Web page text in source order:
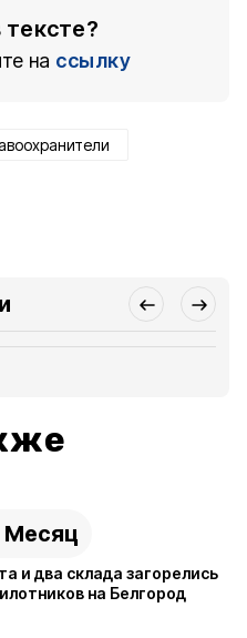
на ссылку
Месяц
и два склада загорелись
на Белгород